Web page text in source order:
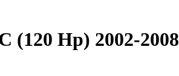
(120 Hp) 2002-2008